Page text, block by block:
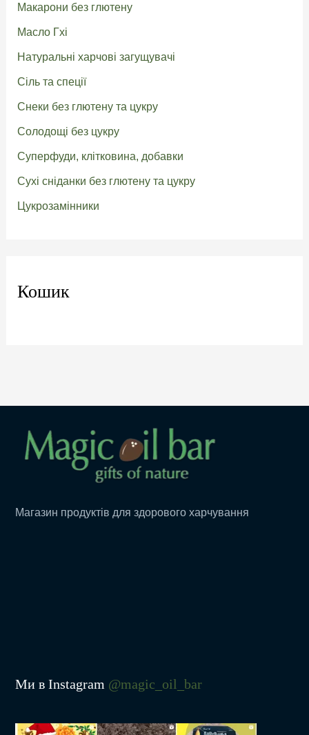
Макарони без глютену
Масло Гхі
Натуральні харчові загущувачі
Сіль та спеції
Снеки без глютену та цукру
Солодощі без цукру
Суперфуди, клітковина, добавки
Сухі сніданки без глютену та цукру
Цукрозамінники
Кошик
Магазин продуктів для здорового харчування
Ми в Instagram @magic_oil_bar